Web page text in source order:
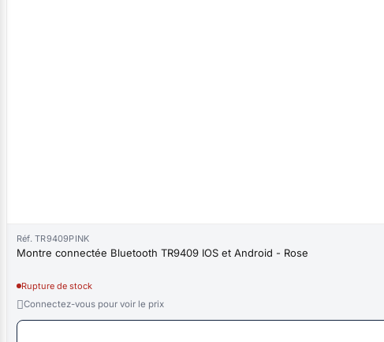
Réf. TR9409PINK
Montre connectée Bluetooth TR9409 IOS et Android - Rose
Rupture de stock
Connectez-vous pour voir le prix